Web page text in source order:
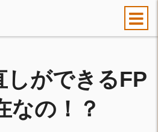
しができるFP
なの！？